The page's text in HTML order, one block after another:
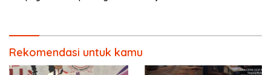
Seismik 3D PEONY
Rekomendasi untuk kamu